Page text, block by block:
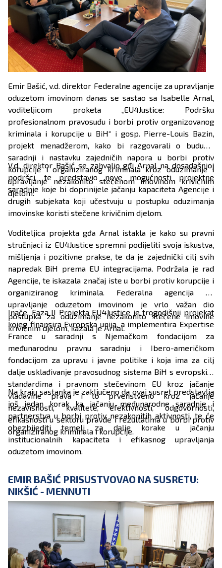
Emir Bašić, v.d. direktor Federalne agencije za upravljanje
oduzetom imovinom danas se sastao sa Isabelle Arnal,
voditeljicom proketa „EU4Justice: Podršku
profesionalnom pravosuđu i borbi protiv organizovanog
kriminala i korupcije u BiH“ i gosp. Pierre-Louis Bazin,
projekt menadžerom, kako bi razgovarali o budućoj
saradnji i nastavku zajedničih napora u borbi protiv
korupcije i organiziranog kriminala kroz oduzimanje i
upravljanje nezakonito stečenom imovinom krivičnim
djelom.
V.d. direktor Bašić se zahvalio gđi Arnal na dosadašnjoj
podršci, te predstavio nove mogućnosti projektne
saradnje koje bi doprinijele jačanju kapaciteta Agencije i
drugih subjekata koji učestvuju u postupku oduzimanja
imovinske koristi stečene krivičnim djelom.
Voditeljica projekta gđa Arnal istakla je kako su pravni
stručnjaci iz EU4Justice spremni podijeliti svoja iskustva,
mišljenja i pozitivne prakse, te da je zajednički cilj svih
napredak BiH prema EU integracijama. Podržala je rad
Agencije, te iskazala značaj iste u borbi protiv korupcije i
organiziranog kriminala. Federalna agencija za
upravljanje oduzetom imovinom je vrlo važan dio
postupka za oduzimanje nezakonito stečene imovine
krivičnim djelom, kazala je Arnal.
Inače, Faza II Projekta EU4Justice je trogodišnji projekat
kojeg finansira Evropska unija, a implementira Expertise
France u saradnji s Njemačkom fondacijom za
međunarodnu pravnu saradnju i Ibero-američkom
fondacijom za upravu i javne politike i koja ima za cilj
dalje usklađivanje pravosudnog sistema BiH s evropskim
standardima i pravnom stečevinom EU kroz jačanje
vladavine prava i to prvenstveno kroz jačanje
nezavisnosti, kvalitete, efektivnosti, odgovornosti,
efikasnosti u sektoru pravde i rezultatima u borbi protiv
organiziranog kriminala i korupcije.
Na kraju sastanka je zaključeno da ovaj susret predstavlja
još jedan korak ka jačanju međunarodne saradnje i
partnerstva u borbi protiv nezakonitih aktivnosti, te će
obezbijediti temelj za dalje korake u jačanju
institucionalnih kapaciteta i efikasnog upravljanja
oduzetom imovinom.
EMIR BAŠIĆ PRISUSTVOVAO NA SUSRETU:
NIKŠIĆ - MENNUTI